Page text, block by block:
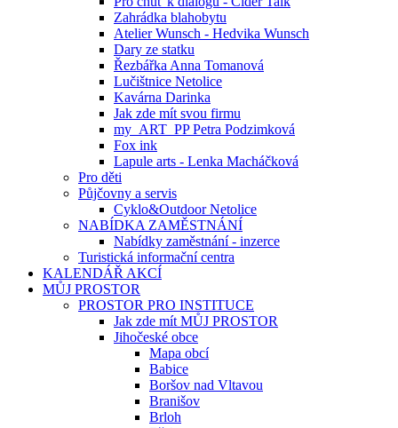
Zahrádka blahobytu
Atelier Wunsch - Hedvika Wunsch
Dary ze statku
Řezbářka Anna Tomanová
Lučištnice Netolice
Kavárna Darinka
Jak zde mít svou firmu
my_ART_PP Petra Podzimková
Fox ink
Lapule arts - Lenka Macháčková
Pro děti
Půjčovny a servis
Cyklo&Outdoor Netolice
NABÍDKA ZAMĚSTNÁNÍ
Nabídky zaměstnání - inzerce
Turistická informační centra
KALENDÁŘ AKCÍ
MŮJ PROSTOR
PROSTOR PRO INSTITUCE
Jak zde mít MŮJ PROSTOR
Jihočeské obce
Mapa obcí
Babice
Boršov nad Vltavou
Branišov
Brloh